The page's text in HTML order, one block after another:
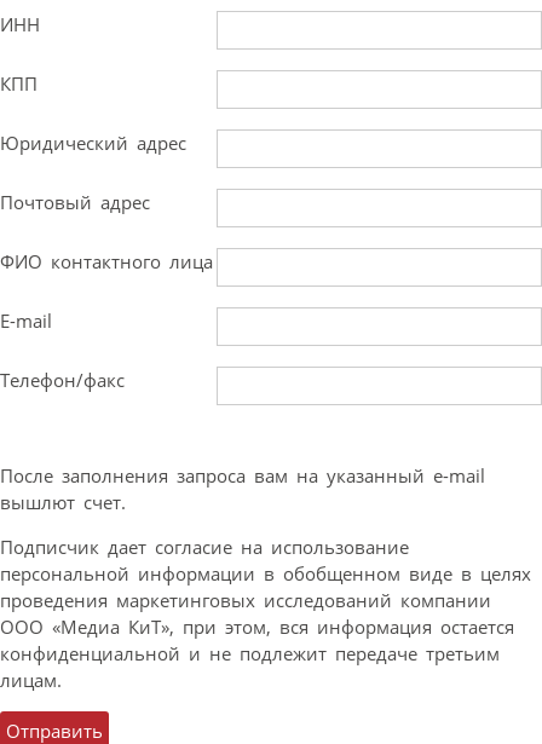
ИНН
КПП
Юридический адрес
Почтовый адрес
ФИО контактного лица
E-mail
Телефон/факс
После заполнения запроса вам на указанный e-mail
вышлют счет.
Подписчик дает согласие на использование
персональной информации в обобщенном виде в целях
проведения маркетинговых исследований компании
ООО «Медиа КиТ», при этом, вся информация остается
конфиденциальной и не подлежит передаче третьим
лицам.